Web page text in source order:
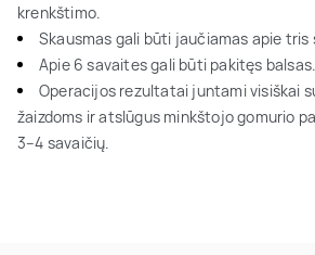
krenkštimo.
Skausmas gali būti jaučiamas apie tris
Apie 6 savaites gali būti pakitęs balsas.
Operacijos rezultatai juntami visiškai
žaizdoms ir atslūgus minkštojo gomurio
3–4 savaičių.